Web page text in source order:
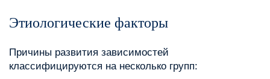
Этиологические факторы
Причины развития зависимостей
классифицируются на несколько групп: